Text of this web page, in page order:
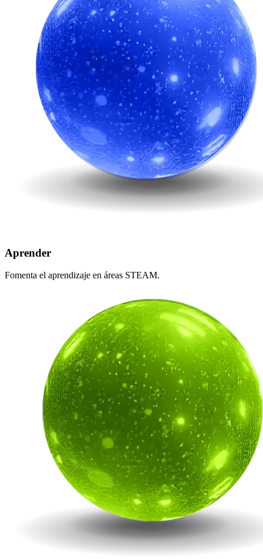
Aprender
Fomenta el aprendizaje en áreas STEAM.